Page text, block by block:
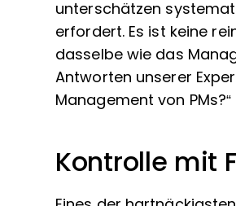
unterschätzen
erfordert. Es ist keine
dasselbe wie das
Antworten unserer
Management von PMs?“
Kontrolle mit